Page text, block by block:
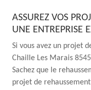
ASSUREZ VOS
UNE ENTREPRISE
Si vous avez un projet
Chaille Les Marais
Sachez que le
projet de